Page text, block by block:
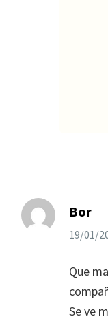
Bor
19/01/
Que
Se ve